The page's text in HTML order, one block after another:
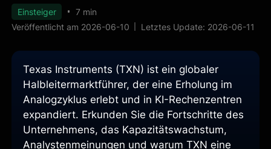
Einsteiger
7 min
Veröffentlicht am 2026-06-10
Letztes Update: 2026-06-11
Texas Instruments (TXN) ist ein globaler
Halbleitermarktführer, der eine Erholung im
Analogzyklus erlebt und in KI-Rechenzentren
expandiert. Erkunden Sie die Fortschritte des
Unternehmens, das Kapazitätswachstum,
Analystenmeinungen und warum TXN eine